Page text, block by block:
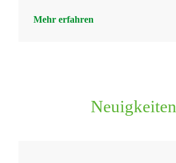
Mehr erfahren
Neuigkeiten